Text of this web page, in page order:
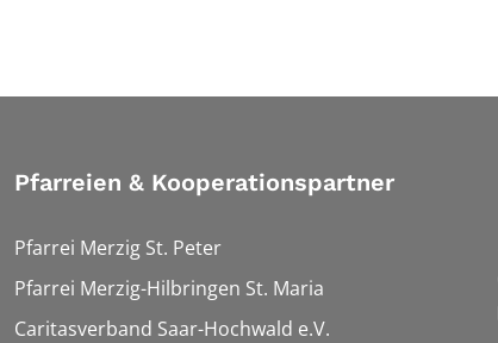
Pfarreien & Kooperationspartner
Pfarrei Merzig St. Peter
Pfarrei Merzig-Hilbringen St. Maria
Caritasverband Saar-Hochwald e.V.